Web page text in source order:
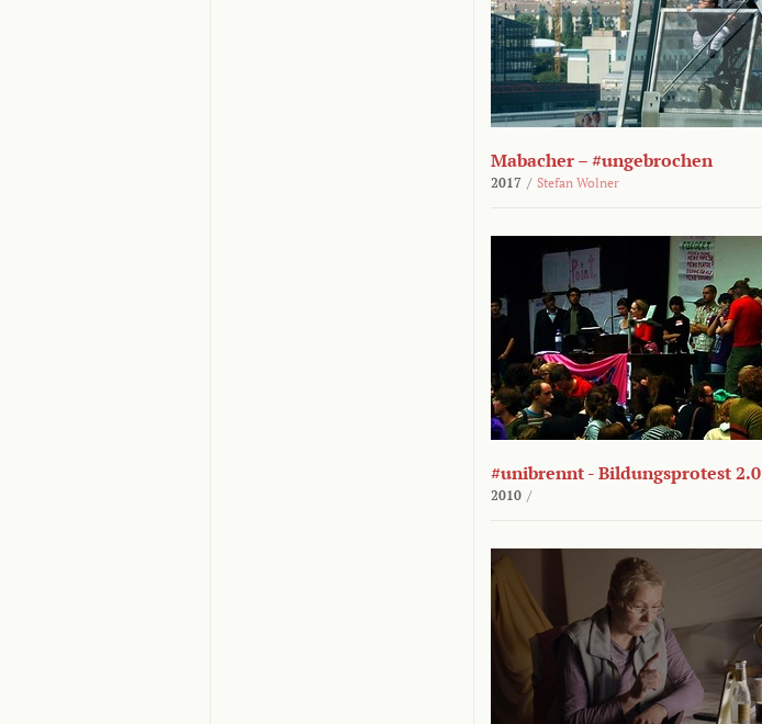
Mabacher – #ungebrochen
2017 / Stefan Wolner
#unibrennt - Bildungsprotest 2.0
2010 /